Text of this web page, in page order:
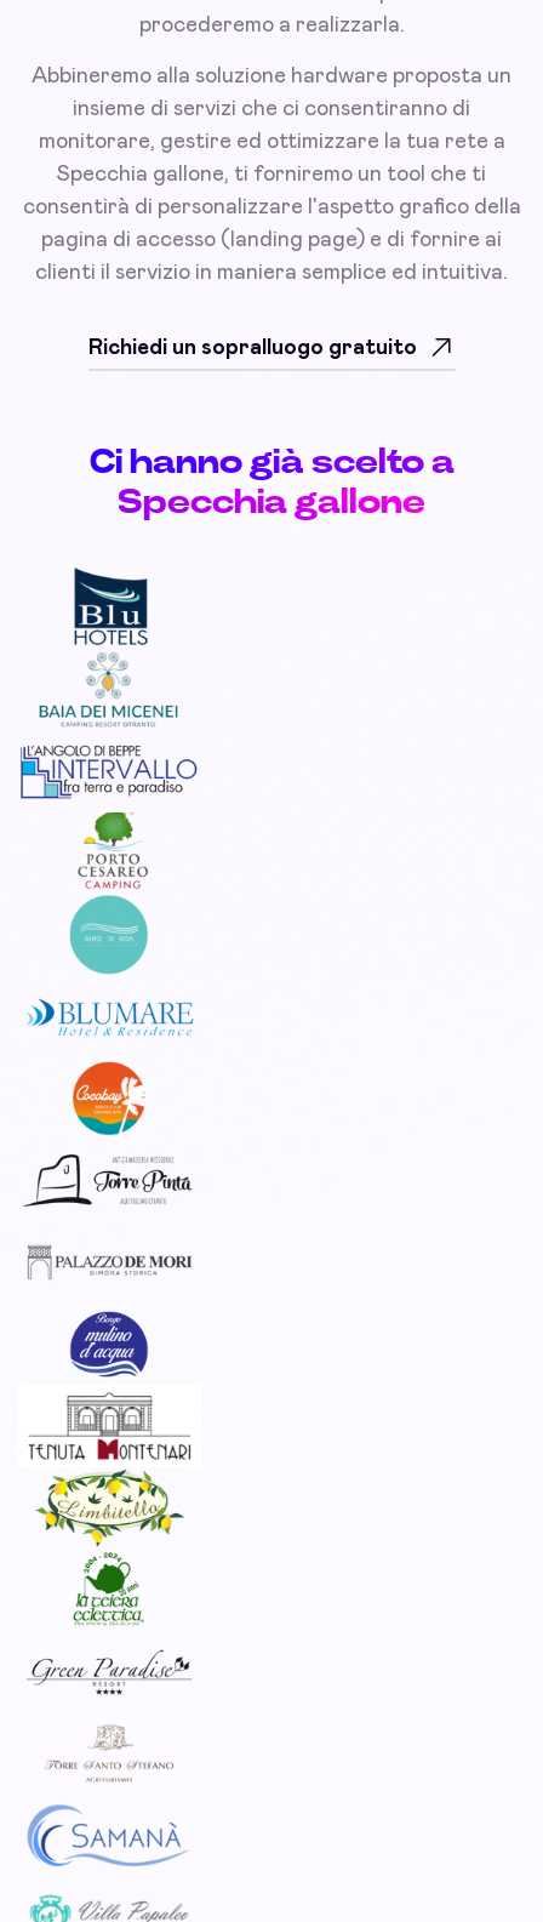
procederemo a realizzarla.
Abbineremo alla soluzione hardware proposta un
insieme di servizi che ci consentiranno di
monitorare, gestire ed ottimizzare la tua rete a
Specchia gallone, ti forniremo un tool che ti
consentirà di personalizzare l'aspetto grafico della
pagina di accesso (landing page) e di fornire ai
clienti il servizio in maniera semplice ed intuitiva.
Richiedi un sopralluogo gratuito
Ci hanno già scelto a
Specchia gallone